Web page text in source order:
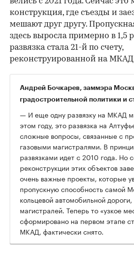
конструкция, где съезды и
мешают друг другу.
здесь выросла примерно в 1,5
развязка стала 21-й по счету,
реконструированной на
Андрей Бочкарев, заммэра
градостроительной политики и
— И еще одну развязку на МКАД
этом году, это развязка на
сложные вопросы, связанные с
газовыми магистралями. В
развязками идет с 2010 года. Но
реконструкции этих объектов
очень важные проекты, которые
пропускную способность самой
кольцевой автомобильной
магистралей. Теперь то «узкое
сформировано на первом этапе
МКАД, фактически снято.